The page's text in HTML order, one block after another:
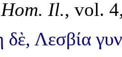
Il., vol.
Λεσβία